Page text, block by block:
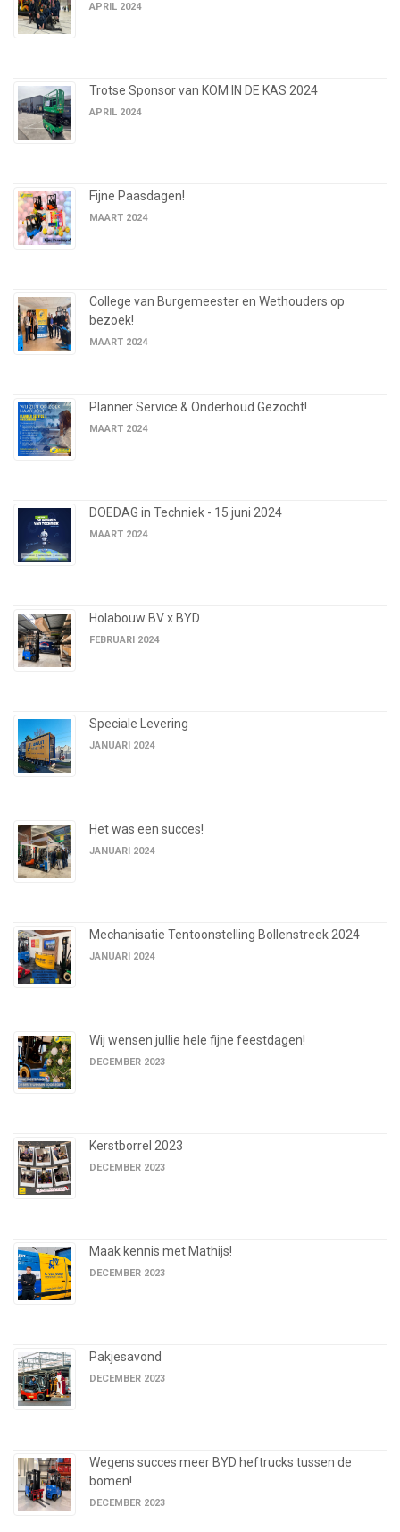
APRIL 2024
Trotse Sponsor van KOM IN DE KAS 2024
APRIL 2024
Fijne Paasdagen!
MAART 2024
College van Burgemeester en Wethouders op
bezoek!
MAART 2024
Planner Service & Onderhoud Gezocht!
MAART 2024
DOEDAG in Techniek - 15 juni 2024
MAART 2024
Holabouw BV x BYD
FEBRUARI 2024
Speciale Levering
JANUARI 2024
Het was een succes!
JANUARI 2024
Mechanisatie Tentoonstelling Bollenstreek 2024
JANUARI 2024
Wij wensen jullie hele fijne feestdagen!
DECEMBER 2023
Kerstborrel 2023
DECEMBER 2023
Maak kennis met Mathijs!
DECEMBER 2023
Pakjesavond
DECEMBER 2023
Wegens succes meer BYD heftrucks tussen de
bomen!
DECEMBER 2023